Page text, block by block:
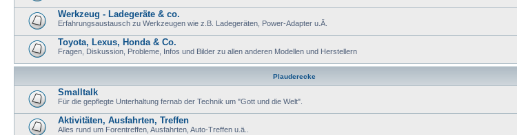
Werkzeug - Ladegeräte & co.
Erfahrungsaustausch zu Werkzeugen wie z.B. Ladegeräten, Power-Adapter u.Ä.
Toyota, Lexus, Honda & Co.
Fragen, Diskussion, Probleme, Infos und Bilder zu allen anderen Modellen und Herstellern
Plauderecke
Smalltalk
Für die gepflegte Unterhaltung fernab der Technik um "Gott und die Welt".
Aktivitäten, Ausfahrten, Treffen
Alles rund um Forentreffen, Ausfahrten, Auto-Treffen u.ä..